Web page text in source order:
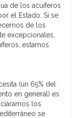
de los acuíferos
el Estado. Si se
de los
excepcionales,
estamos
(un 65% del
en general) es
los
se